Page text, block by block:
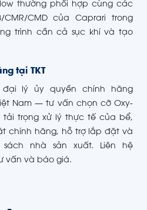
thường phối hợp cùng các
CMD của Caprari trong
trình cần cả sục khí và tạo
tại TKT
đại lý ủy quyền chính hãng
Nam — tư vấn chọn cỡ Oxy-
tải trọng xử lý thực tế của bể,
chính hãng, hỗ trợ lắp đặt và
nhà sản xuất. Liên hệ
vấn và báo giá.